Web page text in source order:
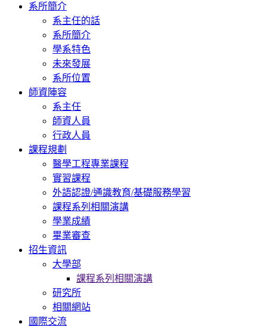
系所簡介
系主任的話
系所簡介
學系特色
未來發展
系所位置
師資陣容
系主任
師資人員
行政人員
課程規劃
醫學工程專業課程
實習課程
外語認證/通識教育/基礎服務學習
課程系列相關演講
學業成績
畢業審查
招生資訊
大學部
課程系列相關演講
研究所
相關網站
國際交流